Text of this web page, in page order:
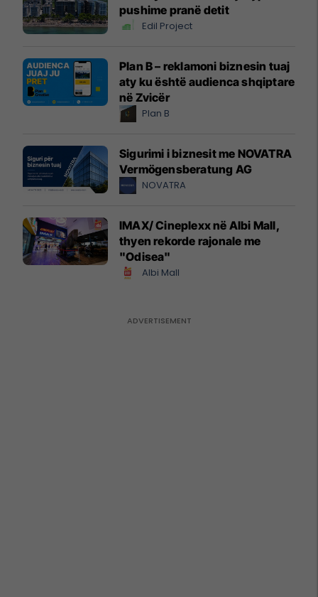
pushime pranë detit
Edil Project
Plan B – reklamoni biznesin tuaj
aty ku është audienca shqiptare
në Zvicër
Plan B
Sigurimi i biznesit me NOVATRA
Vermögensberatung AG
NOVATRA
IMAX/ Cineplexx në Albi Mall,
thyen rekorde rajonale me
"Odisea"
Albi Mall